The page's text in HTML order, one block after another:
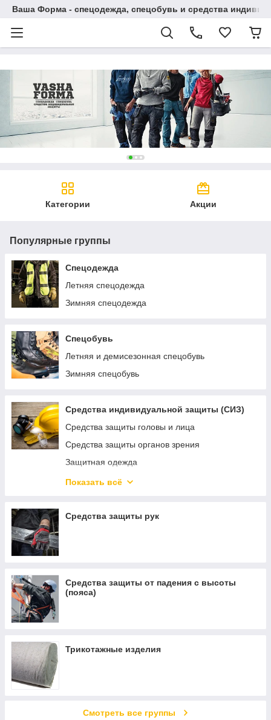
Ваша Форма - спецодежда, спецобувь и средства
Категории Акции
Популярные группы
Спецодежда
Летняя спецодежда
Зимняя спецодежда
Спецобувь
Летняя и демисезонная спецобувь
Зимняя спецобувь
Средства индивидуальной защиты (СИЗ)
Средства защиты головы и лица
Средства защиты органов зрения
Защитная одежда
Средства защиты органов дыхания, маски,
Показать всё
Средства защиты рук
Средства защиты от падения с высоты
(пояса)
Трикотажные изделия
Смотреть все группы